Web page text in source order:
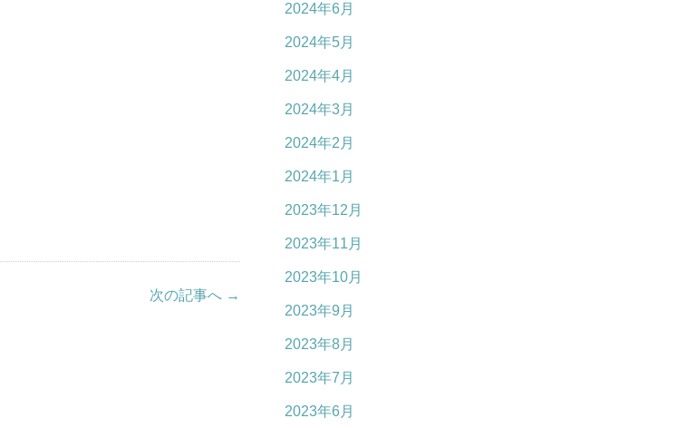
次の記事へ →
2024年6月
2024年5月
2024年4月
2024年3月
2024年2月
2024年1月
2023年12月
2023年11月
2023年10月
2023年9月
2023年8月
2023年7月
2023年6月